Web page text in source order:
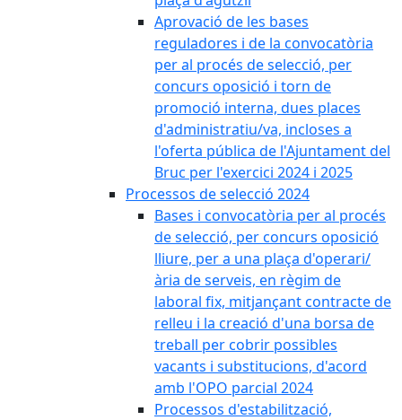
Aprovació de les bases
reguladores i de la convocatòria
per al procés de selecció, per
concurs oposició i torn de
promoció interna, dues places
d'administratiu/va, incloses a
l'oferta pública de l'Ajuntament del
Bruc per l'exercici 2024 i 2025
Processos de selecció 2024
Bases i convocatòria per al procés
de selecció, per concurs oposició
lliure, per a una plaça d'operari/
ària de serveis, en règim de
laboral fix, mitjançant contracte de
relleu i la creació d'una borsa de
treball per cobrir possibles
vacants i substitucions, d'acord
amb l'OPO parcial 2024
Processos d'estabilització,